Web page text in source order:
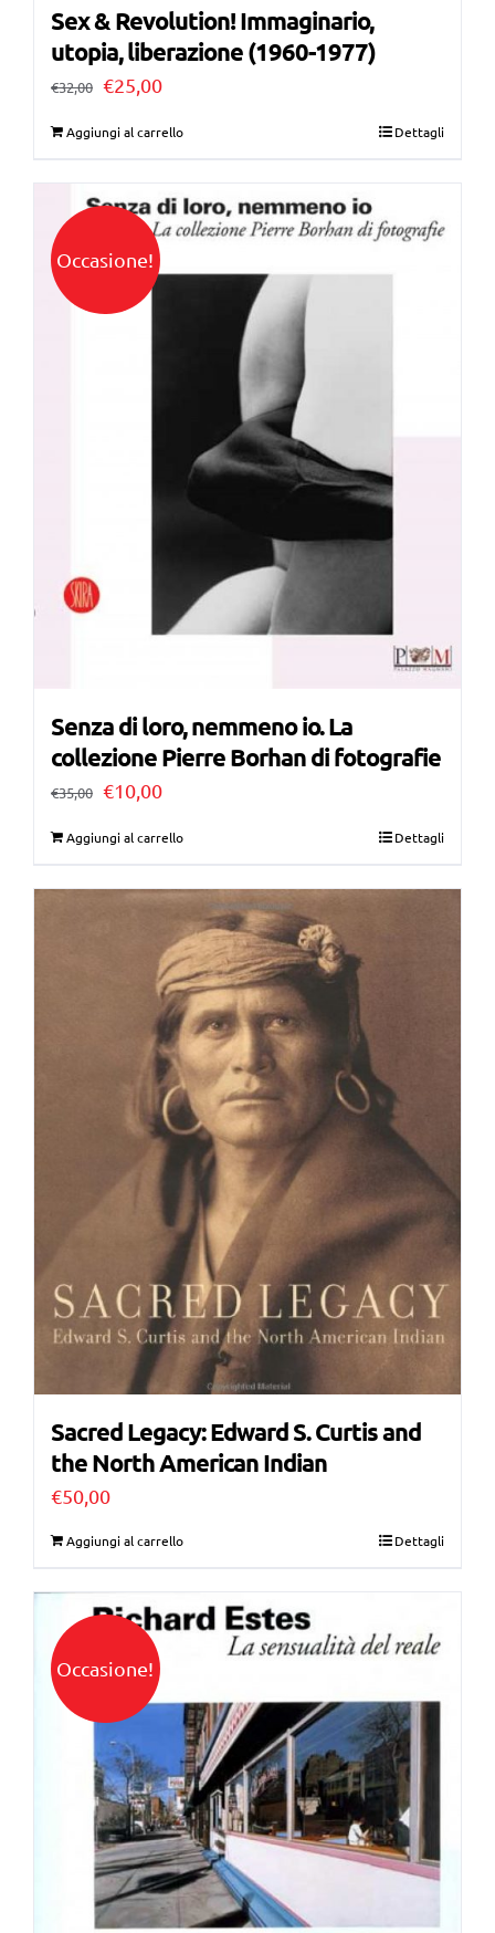
Sex & Revolution! Immaginario,
utopia, liberazione (1960-1977)
€32,00 Il
€32,00.
€25,00Il
€25,00.
Aggiungi al carrello Dettagli
Occasione!
Senza di loro, nemmeno io. La
collezione Pierre Borhan di fotografie
€35,00 Il
era:
€10,00Il
è:
€10,00.
Aggiungi al carrello Dettagli
Sacred Legacy: Edward S. Curtis and
the North American Indian
€50,00
Aggiungi al carrello Dettagli
Occasione!